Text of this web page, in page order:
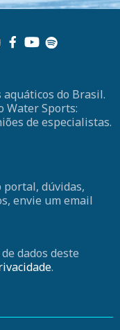
do Brasil.
Water Sports:
de especialistas.
portal, dúvidas,
envie um email
dados deste
.